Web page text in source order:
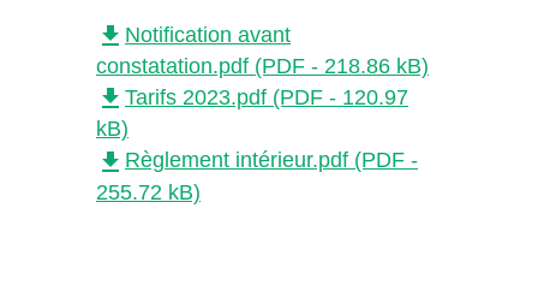
file_download Notification avant
constatation.pdf (PDF - 218.86 kB)
file_download Tarifs 2023.pdf (PDF - 120.97
kB)
file_download Règlement intérieur.pdf (PDF -
255.72 kB)